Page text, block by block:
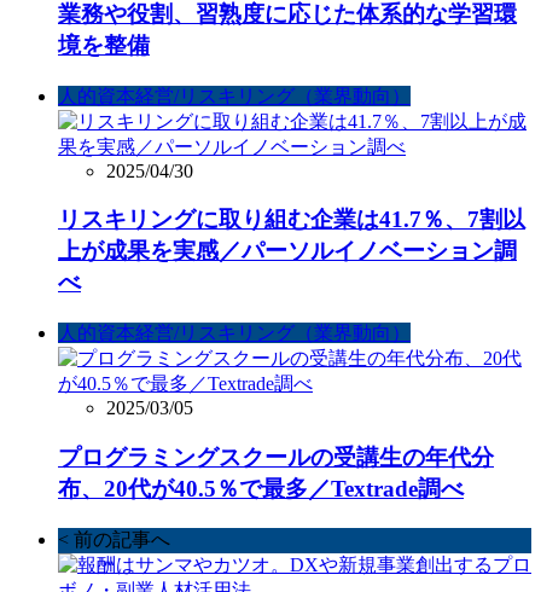
業務や役割、習熟度に応じた体系的な学習環
境を整備
人的資本経営/リスキリング（業界動向）
2025/04/30
リスキリングに取り組む企業は41.7％、7割以
上が成果を実感／パーソルイノベーション調
べ
人的資本経営/リスキリング（業界動向）
2025/03/05
プログラミングスクールの受講生の年代分
布、20代が40.5％で最多／Textrade調べ
< 前の記事へ